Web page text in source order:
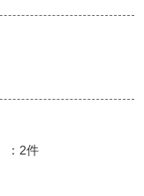
：2件